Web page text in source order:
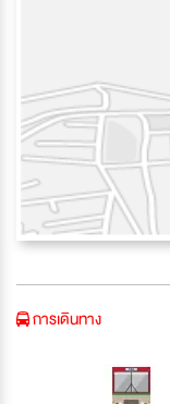
การเดินทาง